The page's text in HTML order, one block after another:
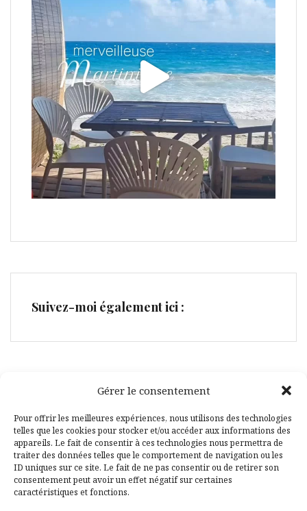
Gérer le consentement
Pour offrir les meilleures expériences, nous utilisons des technologies
telles que les cookies pour stocker et/ou accéder aux informations des
appareils. Le fait de consentir à ces technologies nous permettra de
traiter des données telles que le comportement de navigation ou les
ID uniques sur ce site. Le fait de ne pas consentir ou de retirer son
consentement peut avoir un effet négatif sur certaines
caractéristiques et fonctions.
Suivez-moi également ici :
Facebook
Pinterest